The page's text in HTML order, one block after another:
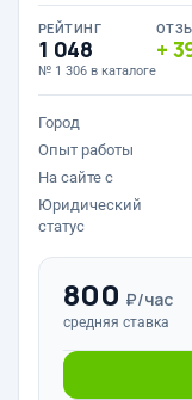
РЕЙТИНГ
1 048
№ 1 306 в каталоге
Город
Опыт работы
На сайте с
Юридический
статус
800 ₽/час
средняя ставка